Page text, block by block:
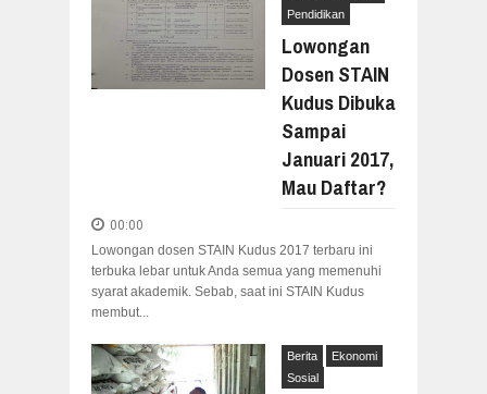
Pendidikan
Lowongan
Dosen STAIN
Kudus Dibuka
Sampai
Januari 2017,
Mau Daftar?
00:00
Lowongan dosen STAIN Kudus 2017 terbaru ini
terbuka lebar untuk Anda semua yang memenuhi
syarat akademik. Sebab, saat ini STAIN Kudus
membut...
Berita
Ekonomi
Sosial